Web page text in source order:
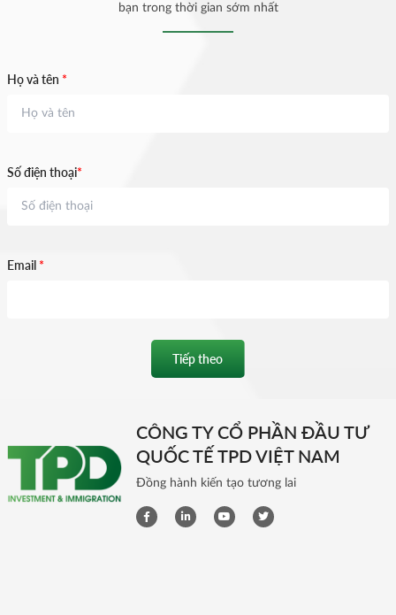
bạn trong thời gian sớm nhất
Họ và tên *
Số điện thoại*
Email *
Tiếp theo
CÔNG TY CỔ PHẦN ĐẦU TƯ
QUỐC TẾ TPD VIỆT NAM
Đồng hành kiến tạo tương lai